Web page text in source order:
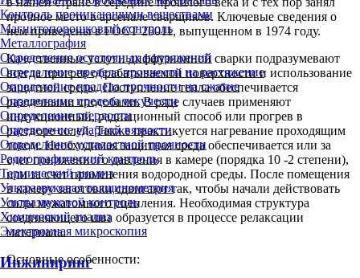
Контроль проникающими веществами
Магнитопорошковый контроль
Металлография
Определение остаточных напряжений
Определение предела прочности на растяжение
Определение предела прочности на сжатие
Определение предела текучести
Определение твердости
Определение ударной вязкости
Определение усталостной прочности
Радиографический контроль
Термический анализ
Ультразвуковая толщинометрия
Ультразвуковой контроль
Химический анализ
Электронная микроскопия
Инжиниринг
прочное место в арсенале сварщиков. Ключевые сведения о
нем приведены в ГОСТ 26011, выпущенном в 1974 году.
Качественные услуги диффузионной сварки подразумевают
всегда прогрев обрабатываемой поверхности и использование
защитной среды. Поступление тепла обеспечивается
различными способами. В ряде случаев применяют
индукционный, радиационный способ или прогрев в
растворе солей. Также практикуется нагревание проходящим
током. Необходимая защитная среда обеспечивается или за
счет пониженного давления в камере (порядка 10 -2 степени),
или за счет применения водородной среды. После помещения
в камеру заготовки сдвигают так, чтобы начали действовать
силы межатомного сцепления. Необходимая структура
соединяющего шва образуется в процессе релаксации
материала.
Основные особенности: